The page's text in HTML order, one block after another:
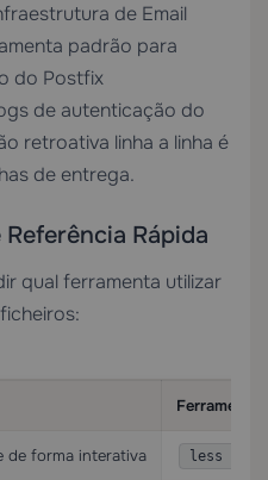
de Email
padrão para
do Postfix
de autenticação do
retroativa linha a linha é
de entrega.
Rápida
qual ferramenta utilizar
Ferramenta
de forma interativa less -NiS